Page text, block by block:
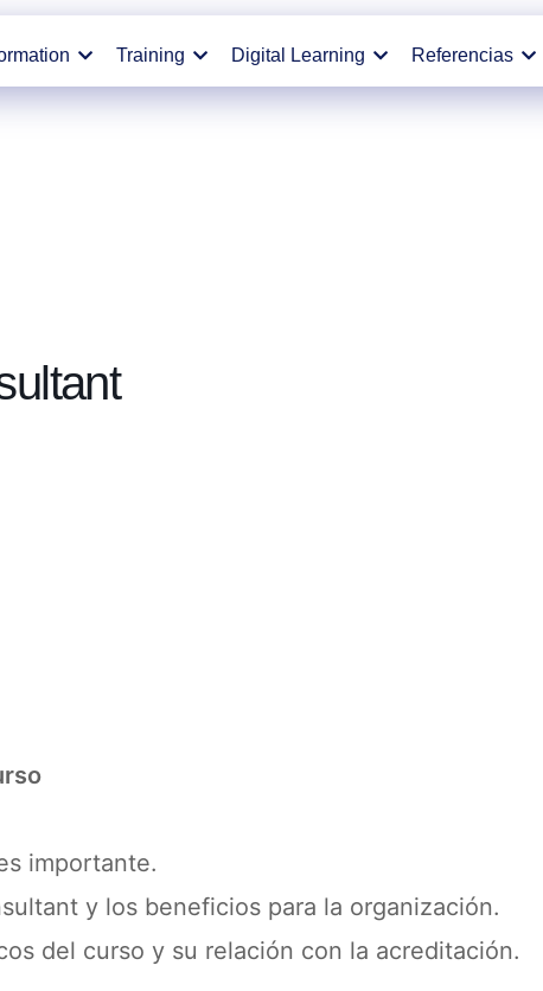
Training Digital Learning Referencias
importante.
y los beneficios para la organización.
del curso y su relación con la acreditación.